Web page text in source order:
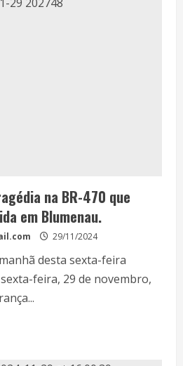
na BR-470 que
em Blumenau.
29/11/2024
desta sexta-feira
feira, 29 de novembro,